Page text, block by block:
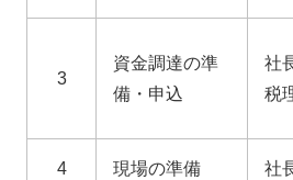
3
資金調達の準
備・申込
社
税
4 現場の準備 社